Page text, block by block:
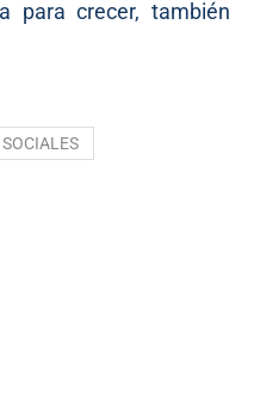
para crecer, también
SOCIALES